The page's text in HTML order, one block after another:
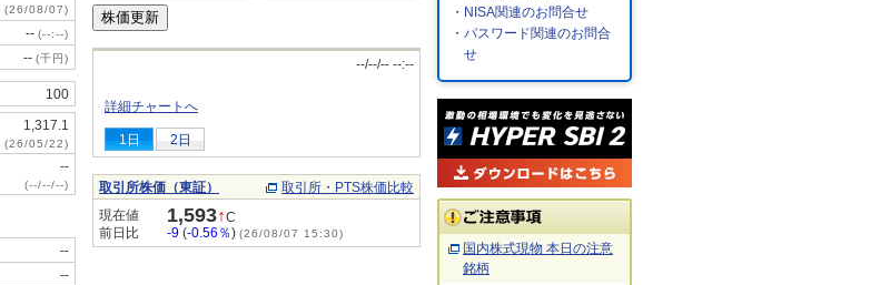
(26/08/07)
-- (--:--)
-- (千円)
100
1,317.1
(26/05/22)
--
(--/--/--)
--
--
--/--/-- --:--
詳細チャートへ
1日 2日
取引所株価（東証）
取引所・PTS株価比較
現在値
1,593↑C
前日比
-9 (-0.56％) (26/08/07 15:30)
・NISA関連のお問合せ
・パスワード関連のお問合
せ
国内株式現物 本日の注意
銘柄